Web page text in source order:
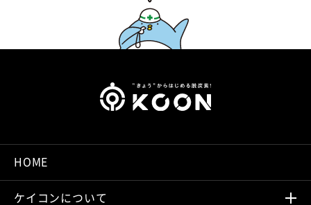
HOME
ケイコンについて